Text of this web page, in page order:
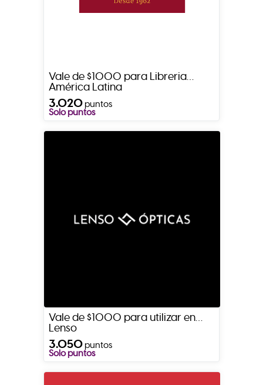
Vale de $1000 para Libreria
América Latina
3.020puntos
Solo puntos
Vale de $1000 para utilizar en
Lenso
3.050puntos
Solo puntos